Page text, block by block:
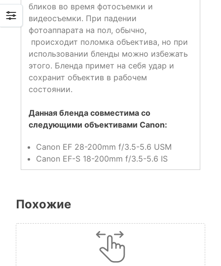
бликов во время фотосъемки и
видеосъемки. При падении
фотоаппарата на пол, обычно,
происходит поломка объектива, но при
использовании бленды можно избежать
этого. Бленда примет на себя удар и
сохранит объектив в рабочем
состоянии.
Данная бленда совместима со
следующими объективами Canon:
Canon EF 28-200mm f/3.5-5.6 USM
Canon EF-S 18-200mm f/3.5-5.6 IS
Похожие